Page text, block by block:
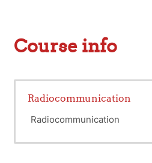
Course info
Radiocommunication
Radiocommunication